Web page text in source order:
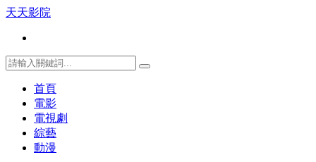
天天影院
首頁
電影
電視劇
綜藝
動漫